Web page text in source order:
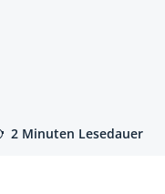
2 Minuten Lesedauer